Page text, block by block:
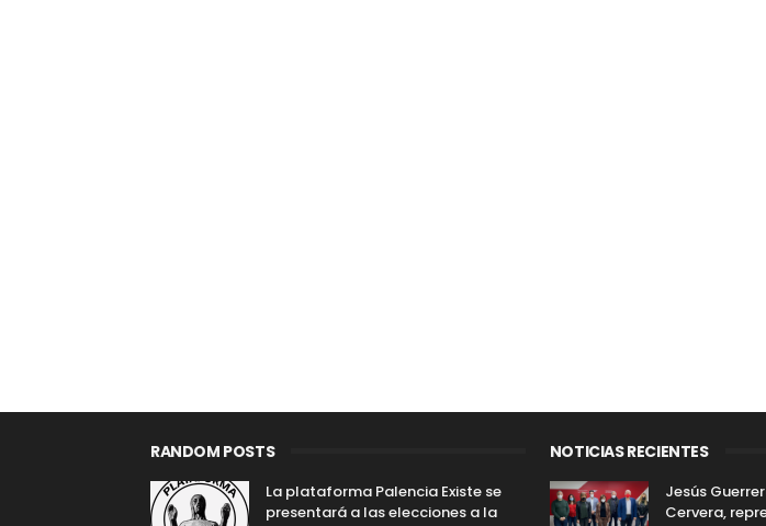
RANDOM POSTS
La plataforma Palencia Existe se
presentará a las elecciones a la
NOTICIAS RECIENTES
Jesús
Cervera,